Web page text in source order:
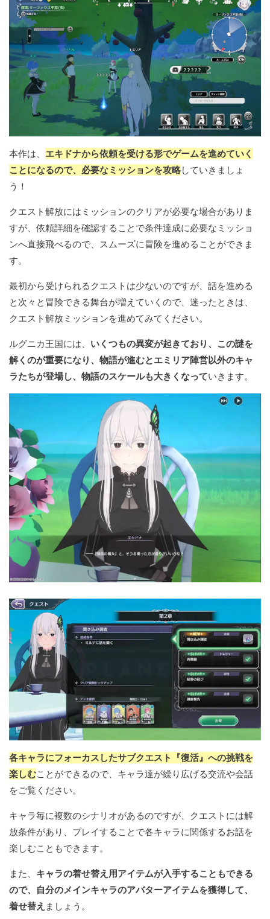
本作は、 エキドナから依頼を受ける形でゲームを進めていく
ことになるので、必要なミッションを攻略していきましょ
う！
クエスト解放にはミッションのクリアが必要な場合がありま
すが、依頼詳細を確認することで条件達成に必要なミッショ
ンへ直接飛べるので、スムーズに冒険を進めることができま
す。
最初から受けられるクエストは少ないのですが、話を進める
と次々と冒険できる舞台が増えていくので、迷ったときは、
クエスト解放ミッションを進めてみてください。
ルグニカ王国には、 いくつもの異変が起きており、この謎を
解くのが重要になり、物語が進むとエミリア陣営以外のキャ
ラたちが登場し、物語のスケールも大きくなっていきます。
各キャラにフォーカスしたサブクエスト『復活』への挑戦を
楽しむことができるので、キャラ達が繰り広げる交流や会話
をご覧ください。
キャラ毎に複数のシナリオがあるのですが、クエストには解
放条件があり、プレイすることで各キャラに関係するお話を
楽しむこともできます。
また、 キャラの着せ替え用アイテムが入手することもできる
ので、自分のメインキャラのアバターアイテムを獲得して、
着せ替え ましょう。